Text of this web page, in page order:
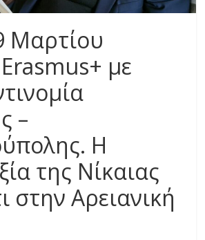
Μαρτίου
με
–
Η
της Νίκαιας
στην Αρειανική